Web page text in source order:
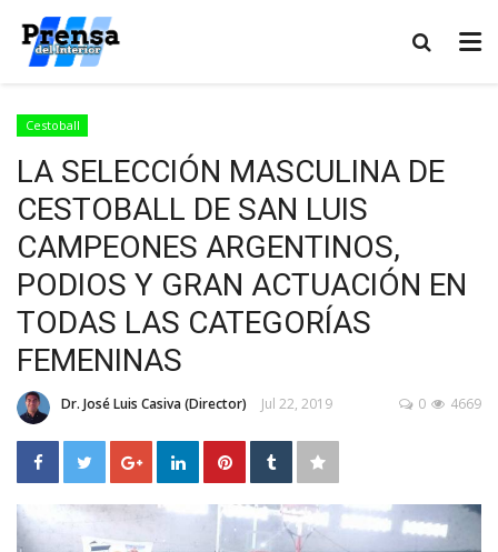
Cestoball
LA SELECCIÓN MASCULINA DE
CESTOBALL DE SAN LUIS
CAMPEONES ARGENTINOS,
PODIOS Y GRAN ACTUACIÓN EN
TODAS LAS CATEGORÍAS
FEMENINAS
Dr. José Luis Casiva (Director) Jul 22, 2019 4669
0